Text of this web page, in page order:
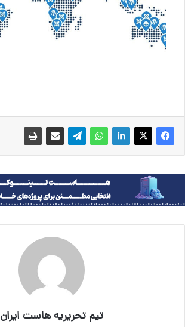
تیم تحریریه هاست ایران